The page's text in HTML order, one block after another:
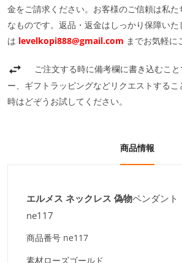
金をご請求ください。お客様のご信頼は私
なものです。返品・返金はしっかり保障い
は levelkopi888@gmail.com までお気軽に
ご注文する時に備考欄に書き込むこ
ー、ギフトラッピングなどリクエストする
時はどぞうお試してください。
商品情報
エルメス ネックレス 偽物ペンダント
ne117
商品番号 ne117
素材ローズゴールド